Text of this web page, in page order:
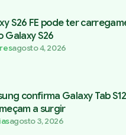
S26 FE pode ter
Galaxy S26
agosto 4, 2026
confirma Galaxy Tab
a surgir
agosto 3, 2026